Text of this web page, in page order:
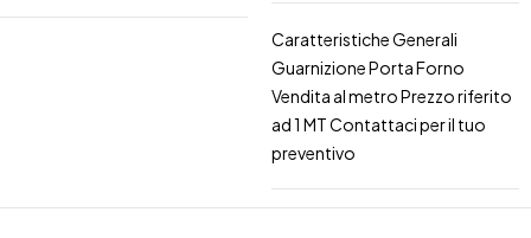
Caratteristiche Generali
Guarnizione Porta Forno
Vendita al metro Prezzo riferito
ad 1 MT Contattaci per il tuo
preventivo